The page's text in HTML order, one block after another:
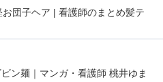
団子ヘア | 看護師のまとめ髪テ
ン麺｜マンガ・看護師 桃井ゆま